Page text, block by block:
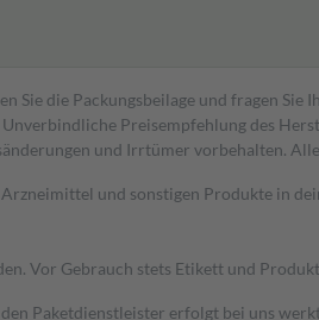
Sie die Packungsbeilage und fragen
Preisempfehlung des
und Irrtümer vorbehalten.
und sonstigen Produkte in
Vor Gebrauch stets Etikett und
Paketdienstleister erfolgt bei uns